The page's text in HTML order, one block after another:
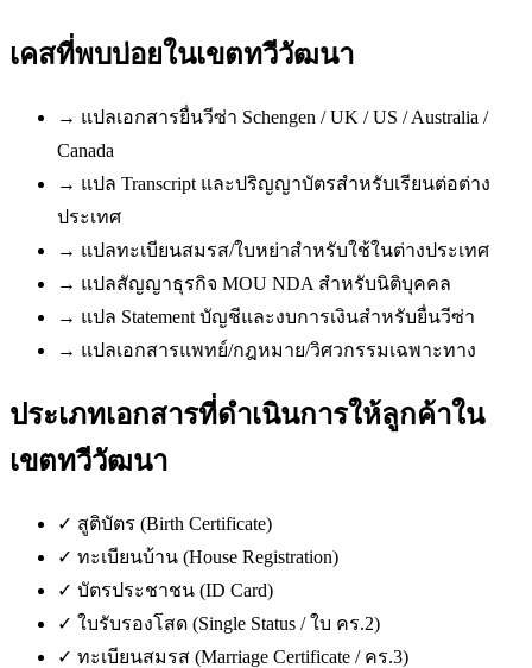
เคสที่พบบ่อยในเขตทวีวัฒนา
→ แปลเอกสารยื่นวีซ่า Schengen / UK / US / Australia /
Canada
→ แปล Transcript และปริญญาบัตรสำหรับเรียนต่อต่าง
ประเทศ
→ แปลทะเบียนสมรส/ใบหย่าสำหรับใช้ในต่างประเทศ
→ แปลสัญญาธุรกิจ MOU NDA สำหรับนิติบุคคล
→ แปล Statement บัญชีและงบการเงินสำหรับยื่นวีซ่า
→ แปลเอกสารแพทย์/กฎหมาย/วิศวกรรมเฉพาะทาง
ประเภทเอกสารที่ดำเนินการให้ลูกค้าใน
เขตทวีวัฒนา
✓ สูติบัตร (Birth Certificate)
✓ ทะเบียนบ้าน (House Registration)
✓ บัตรประชาชน (ID Card)
✓ ใบรับรองโสด (Single Status / ใบ คร.2)
✓ ทะเบียนสมรส (Marriage Certificate / คร.3)